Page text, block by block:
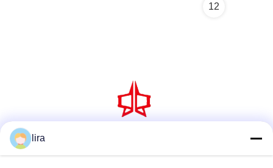
12
lira